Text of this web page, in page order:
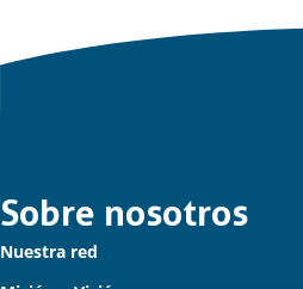
Links
importantes
Sobre nosotros
Nuestra red